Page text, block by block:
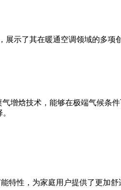
展示了其在暖通空调领域的多
增焓技术，能够在极端气候
特性，为家庭用户提供了更加